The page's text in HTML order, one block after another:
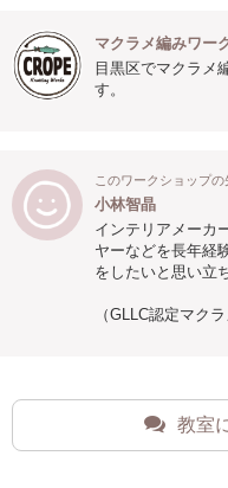
マクラメ編みワー
目黒区でマクラメ
す。
このワークショップの
小林智晶
インテリアメーカ
ヤーなどを長年経
をしたいと思い立
（GLLC認定マク
教室